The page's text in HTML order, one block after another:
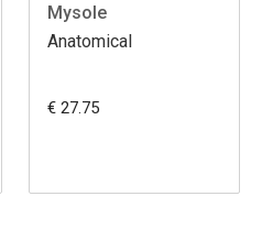
Mysole
Anatomical
€ 27.75